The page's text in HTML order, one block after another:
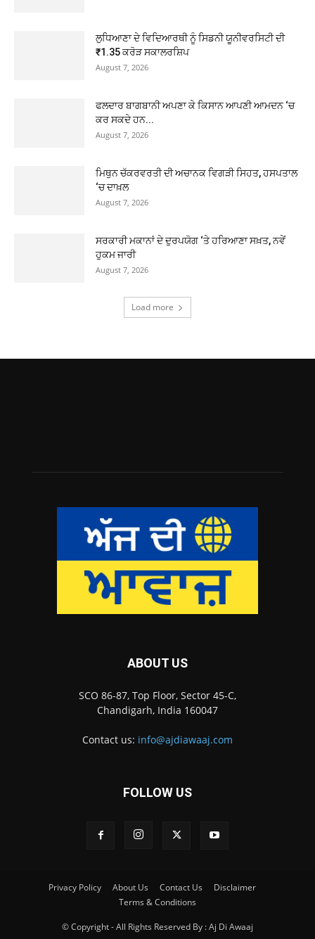
ਲੁਧਿਆਣਾ ਦੇ ਵਿਦਿਆਰਥੀ ਨੂੰ ਸਿਡਨੀ ਯੂਨੀਵਰਸਿਟੀ ਦੀ
₹1.35 ਕਰੋੜ ਸਕਾਲਰਸ਼ਿਪ
August 7, 2026
ਫਲਦਾਰ ਬਾਗਬਾਨੀ ਅਪਣਾ ਕੇ ਕਿਸਾਨ ਆਪਣੀ ਆਮਦਨ ‘ਚ
ਕਰ ਸਕਦੇ ਹਨ...
August 7, 2026
ਮਿਥੁਨ ਚੱਕਰਵਰਤੀ ਦੀ ਅਚਾਨਕ ਵਿਗੜੀ ਸਿਹਤ, ਹਸਪਤਾਲ
‘ਚ ਦਾਖ਼ਲ
August 7, 2026
ਸਰਕਾਰੀ ਮਕਾਨਾਂ ਦੇ ਦੁਰਪਯੋਗ ‘ਤੇ ਹਰਿਆਣਾ ਸਖ਼ਤ, ਨਵੇਂ
ਹੁਕਮ ਜਾਰੀ
August 7, 2026
Load more
ABOUT US
SCO 86-87, Top Floor, Sector 45-C,
Chandigarh, India 160047
Contact us: info@ajdiawaaj.com
FOLLOW US
Privacy Policy About Us Contact Us
Disclaimer
Terms & Conditions
© Copyright - All Rights Reserved By : Aj Di Awaaj